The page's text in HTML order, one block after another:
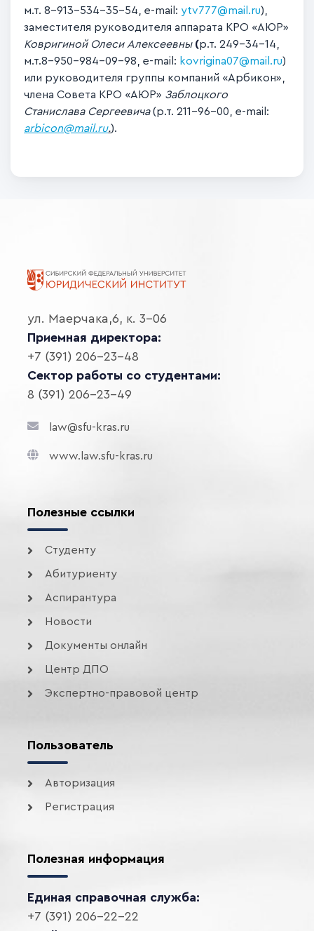
м.т. 8-913-534-35-54, e-mail: ytv777@mail.ru),
заместителя руководителя аппарата КРО «АЮР»
Ковригиной Олеси Алексеевны(р.т. 249-34-14,
м.т.8-950-984-09-98, e-mail: kovrigina07@mail.ru)
или руководителя группы компаний «Арбикон»,
члена Совета КРО «АЮР» Заблоцкого
Станислава Сергеевича(р.т. 211-96-00, e-mail:
аrbicon@mail.ru.).
ул. Маерчака,6, к. 3-06
Приемная директора:
+7 (391) 206-23-48
Сектор работы со студентами:
8 (391) 206-23-49
law@sfu-kras.ru
www.law.sfu-kras.ru
Полезные ссылки
Студенту
Абитуриенту
Аспирантура
Новости
Документы онлайн
Центр ДПО
Экспертно-правовой центр
Пользователь
Авторизация
Регистрация
Полезная информация
Единая справочная служба:
+7 (391) 206-22-22